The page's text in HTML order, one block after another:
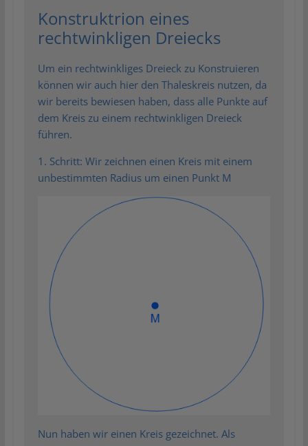
Konstruktrion eines
rechtwinkligen Dreiecks
Um ein rechtwinkliges Dreieck zu Konstruieren
können wir auch hier den Thaleskreis nutzen, da
wir bereits bewiesen haben, dass alle Punkte auf
dem Kreis zu einem rechtwinkligen Dreieck
führen.
1. Schritt: Wir zeichnen einen Kreis mit einem
unbestimmten Radius um einen Punkt M
Nun haben wir einen Kreis gezeichnet. Als